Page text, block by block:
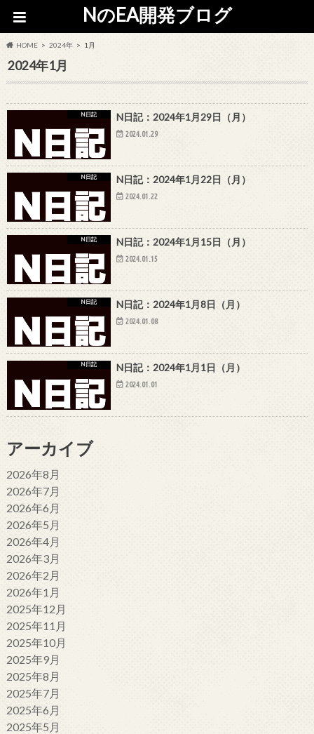
NのEA開発ブログ
HOME 2024年 1月
2024年1月
N日記 N日記：2024年1月29日（月）
2024.01.29
N日記 N日記：2024年1月22日（月）
2024.01.22
N日記 N日記：2024年1月15日（月）
2024.01.15
N日記 N日記：2024年1月8日（月）
2024.01.08
N日記 N日記：2024年1月1日（月）
2024.01.01
アーカイブ
2026年8月
2026年7月
2026年6月
2026年5月
2026年4月
2026年3月
2026年2月
2026年1月
2025年12月
2025年11月
2025年10月
2025年9月
2025年8月
2025年7月
2025年6月
2025年5月